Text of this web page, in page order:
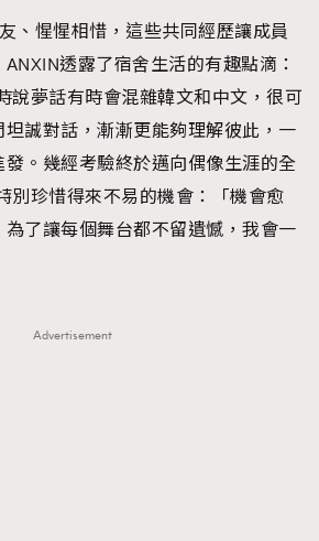
、惺惺相惜，這些共同經歷讓成員
透露了宿舍生活的有趣點滴：
說夢話有時會混雜韓文和中文，很可
誠對話，漸漸更能夠理解彼此，一
。幾經考驗終於邁向偶像生涯的全
別珍惜得來不易的機會：「機會愈
了讓每個舞台都不留遺憾，我會一
Advertisement